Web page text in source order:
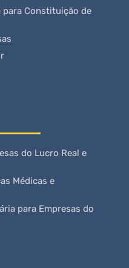
Constituição de
do Lucro Real e
Médicas e
para Empresas do